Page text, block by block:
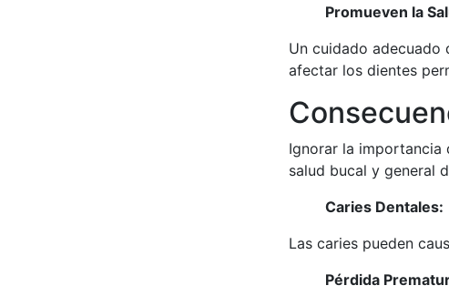
Promueven la
Un cuidado adecuado
afectar los dientes
Ignorar la importancia
salud bucal y general
Caries Dentales:
Las caries pueden
Pérdida